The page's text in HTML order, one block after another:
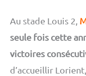
Au stade Louis 2,
seule fois cette
victoires
d’accueillir